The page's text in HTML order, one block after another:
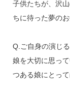
子供たちが、沢
ちに待った夢の
Q.ご自身の演じ
娘を大切に思っ
つある娘にとっ